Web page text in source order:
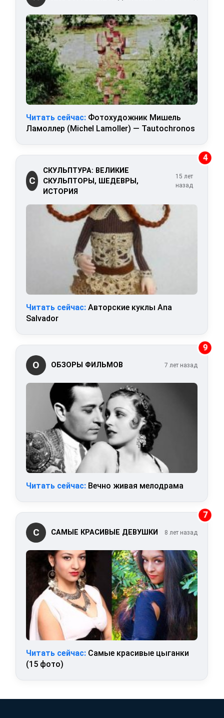
Читать сейчас: Фотохудожник Мишель
Ламоллер (Michel Lamoller) — Tautochronos
4
С
СКУЛЬПТУРА: ВЕЛИКИЕ
СКУЛЬПТОРЫ, ШЕДЕВРЫ,
ИСТОРИЯ
15 лет
назад
Читать сейчас: Авторские куклы Ana
Salvador
9
О ОБЗОРЫ ФИЛЬМОВ 7 лет назад
Читать сейчас: Вечно живая мелодрама
7
С САМЫЕ КРАСИВЫЕ ДЕВУШКИ 8 лет назад
Читать сейчас: Самые красивые цыганки
(15 фото)